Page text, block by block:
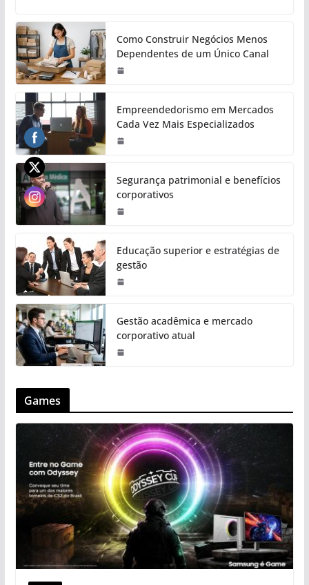
Como Construir Negócios Menos
Dependentes de um Único Canal
Empreendedorismo em Mercados
Cada Vez Mais Especializados
Segurança patrimonial e benefícios
corporativos
Educação superior e estratégias de
gestão
Gestão acadêmica e mercado
corporativo atual
Games